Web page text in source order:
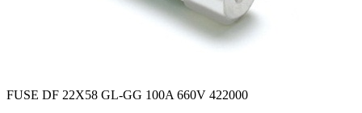
FUSE DF 22X58 GL-GG 100A 660V 422000